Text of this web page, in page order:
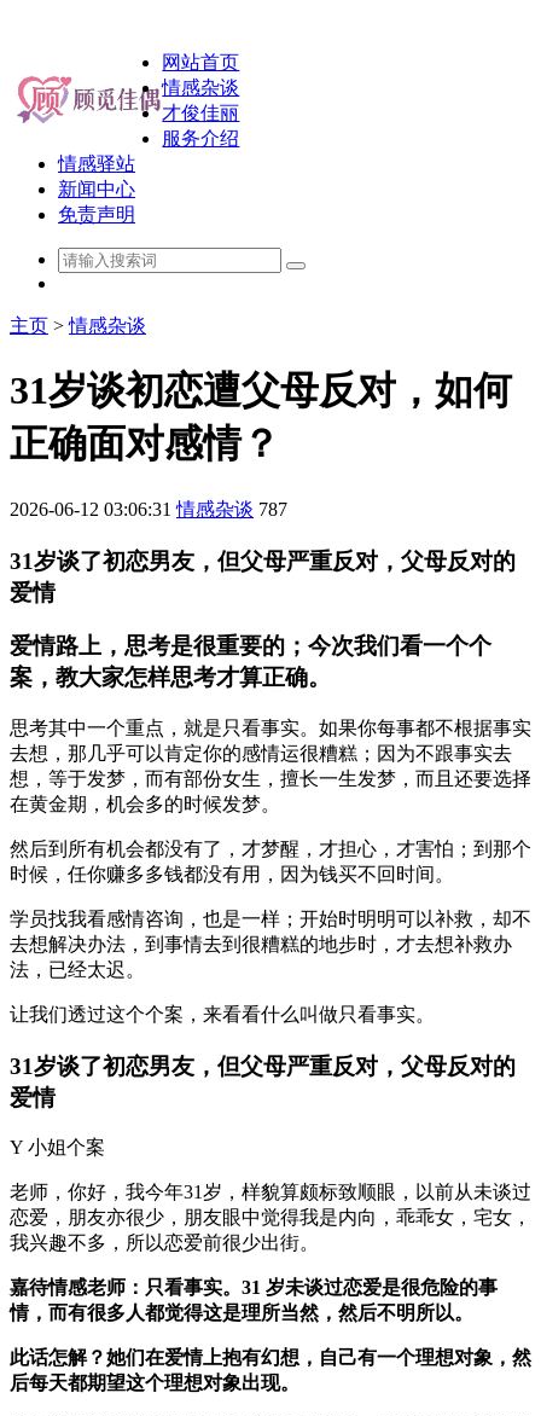
网站首页
情感杂谈
才俊佳丽
服务介绍
情感驿站
新闻中心
免责声明
主页 >情感杂谈
31岁谈初恋遭父母反对，如何
正确面对感情？
2026-06-12 03:06:31 情感杂谈 787
31岁谈了初恋男友，但父母严重反对，父母反对的
爱情
爱情路上，思考是很重要的；今次我们看一个个
案，教大家怎样思考才算正确。
思考其中一个重点，就是只看事实。如果你每事都不根据事实
去想，那几乎可以肯定你的感情运很糟糕；因为不跟事实去
想，等于发梦，而有部份女生，擅长一生发梦，而且还要选择
在黄金期，机会多的时候发梦。
然后到所有机会都没有了，才梦醒，才担心，才害怕；到那个
时候，任你赚多多钱都没有用，因为钱买不回时间。
学员找我看感情咨询，也是一样；开始时明明可以补救，却不
去想解决办法，到事情去到很糟糕的地步时，才去想补救办
法，已经太迟。
让我们透过这个个案，来看看什么叫做只看事实。
31岁谈了初恋男友，但父母严重反对，父母反对的
爱情
Y 小姐个案
老师，你好，我今年31岁，样貌算颇标致顺眼，以前从未谈过
恋爱，朋友亦很少，朋友眼中觉得我是内向，乖乖女，宅女，
我兴趣不多，所以恋爱前很少出街。
嘉待情感老师：只看事实。31 岁未谈过恋爱是很危险的事
情，而有很多人都觉得这是理所当然，然后不明所以。
此话怎解？她们在爱情上抱有幻想，自己有一个理想对象，然
后每天都期望这个理想对象出现。